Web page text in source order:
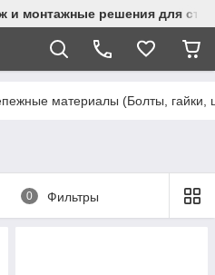
и монтажные решения для
материалы (Болты, гайки,
0 Фильтры